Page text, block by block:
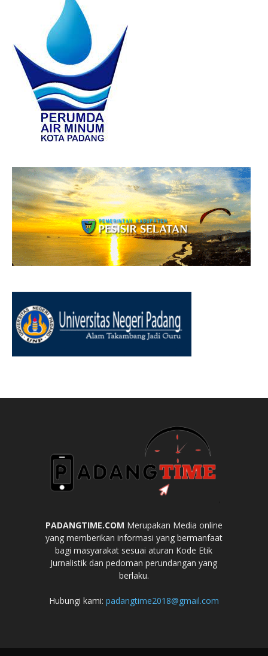
PADANGTIME.COM Merupakan Media online
yang memberikan informasi yang bermanfaat
bagi masyarakat sesuai aturan Kode Etik
Jurnalistik dan pedoman perundangan yang
berlaku.
Hubungi kami: padangtime2018@gmail.com